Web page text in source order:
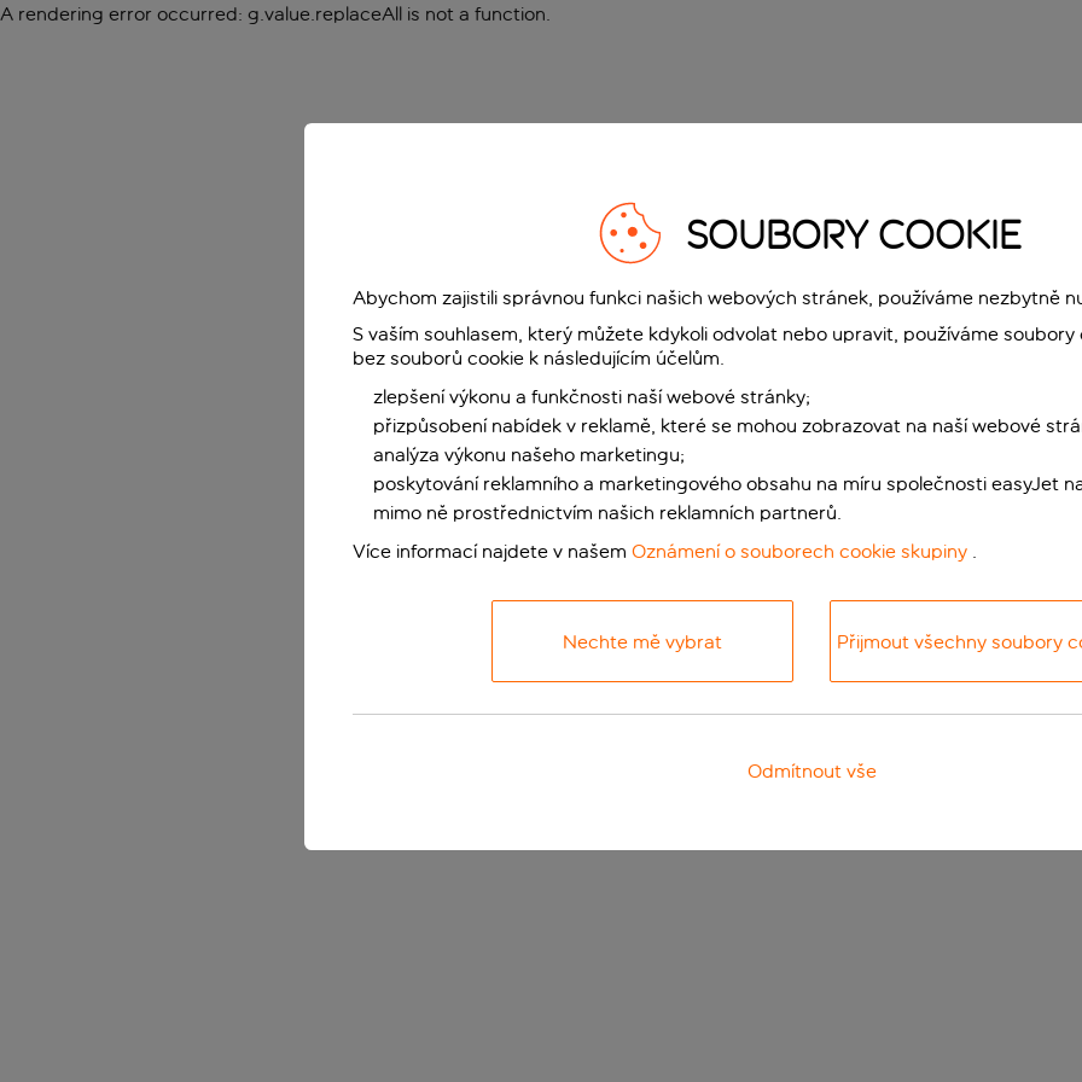
A rendering error occurred: g.value.replaceAll is not a function.
SOUBORY COOKIE
Abychom zajistili správnou funkci našich webových stránek, používáme nezbytně
S vaším souhlasem, který můžete kdykoli odvolat nebo upravit, používáme
bez souborů cookie k následujícím účelům.
zlepšení výkonu a funkčnosti naší webové stránky;
přizpůsobení nabídek v reklamě, které se mohou zobrazovat na naší webové
analýza výkonu našeho marketingu;
poskytování reklamního a marketingového obsahu na míru společnosti easyJet
mimo ně prostřednictvím našich reklamních partnerů.
Více informací najdete v našem Oznámení o souborech cookie skupiny .
Nechte mě vybrat Přijmout všechny soubory
Odmítnout vše